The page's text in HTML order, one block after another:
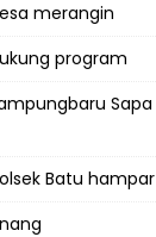
merangin
program
Sapa
Batu hampar